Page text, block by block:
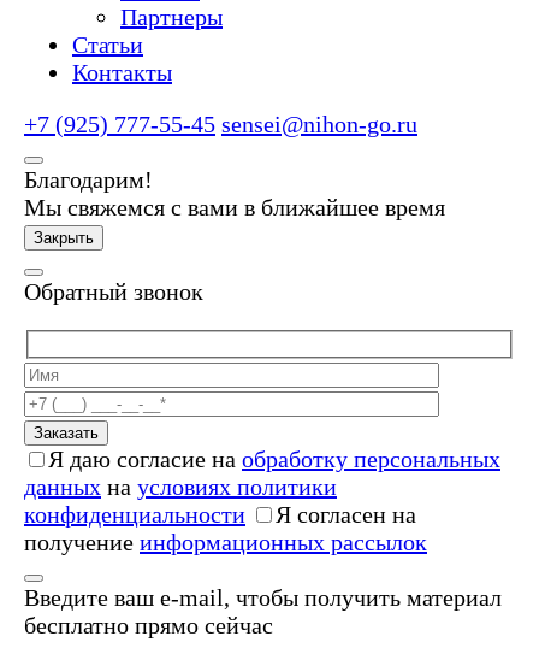
Партнеры
Статьи
Контакты
+7 (925) 777-55-45 sensei@nihon-go.ru
Благодарим!
Мы свяжемся с вами в ближайшее время
Закрыть
Обратный звонок
Заказать
Я даю согласие на обработку персональных
данных на условиях политики
конфиденциальности
Я согласен на
получение информационных рассылок
Введите ваш e-mail, чтобы получить материал
бесплатно прямо сейчас